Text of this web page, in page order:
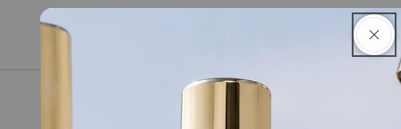
Ecole de l'Ongle